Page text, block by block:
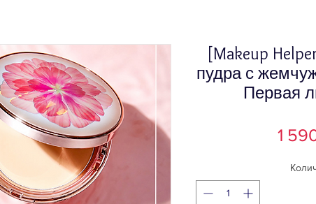
[Makeup
пудра с
Первая
1